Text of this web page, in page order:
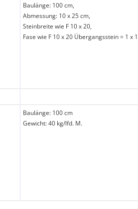
Baulänge: 100 cm,
Abmessung: 10 x 25 cm,
Steinbreite wie F 10 x 20,
Fase wie F 10 x 20 Übergangsstein = 1 x
Baulänge: 100 cm
Gewicht: 40 kg/lfd. M.